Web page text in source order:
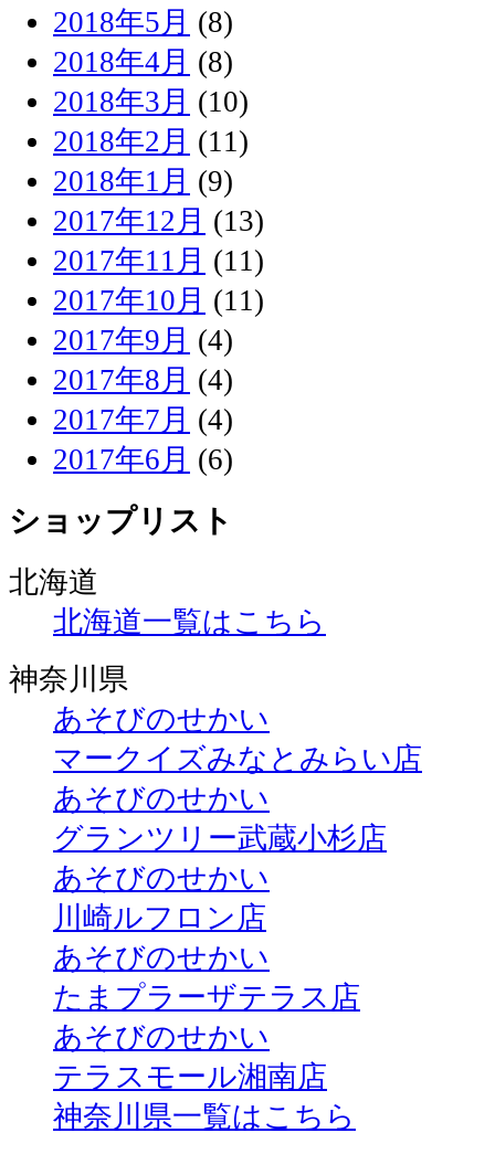
2018年5月 (8)
2018年4月 (8)
2018年3月 (10)
2018年2月 (11)
2018年1月 (9)
2017年12月 (13)
2017年11月 (11)
2017年10月 (11)
2017年9月 (4)
2017年8月 (4)
2017年7月 (4)
2017年6月 (6)
ショップリスト
北海道
北海道一覧はこちら
神奈川県
あそびのせかい
マークイズみなとみらい店
あそびのせかい
グランツリー武蔵小杉店
あそびのせかい
川崎ルフロン店
あそびのせかい
たまプラーザテラス店
あそびのせかい
テラスモール湘南店
神奈川県一覧はこちら